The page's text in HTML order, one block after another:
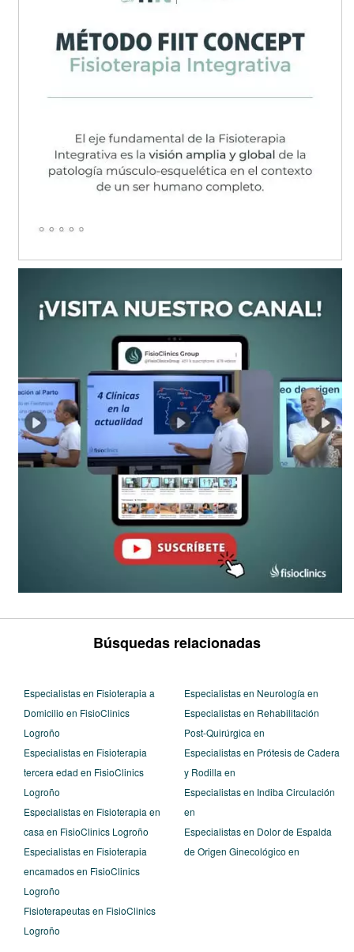
Búsquedas relacionadas
Especialistas en Fisioterapia a
Domicilio en FisioClinics
Logroño
Especialistas en Fisioterapia
tercera edad en FisioClinics
Logroño
Especialistas en Fisioterapia en
casa en FisioClinics Logroño
Especialistas en Fisioterapia
encamados en FisioClinics
Logroño
Fisioterapeutas en FisioClinics
Logroño
Especialistas en Neurología en
Especialistas en Rehabilitación
Post-Quirúrgica en
Especialistas en Prótesis de Cadera
y Rodilla en
Especialistas en Indiba Circulación
en
Especialistas en Dolor de Espalda
de Origen Ginecológico en